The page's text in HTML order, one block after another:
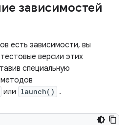
зависимостей
есть зависимости, вы
версии этих
специальную
или launch() .